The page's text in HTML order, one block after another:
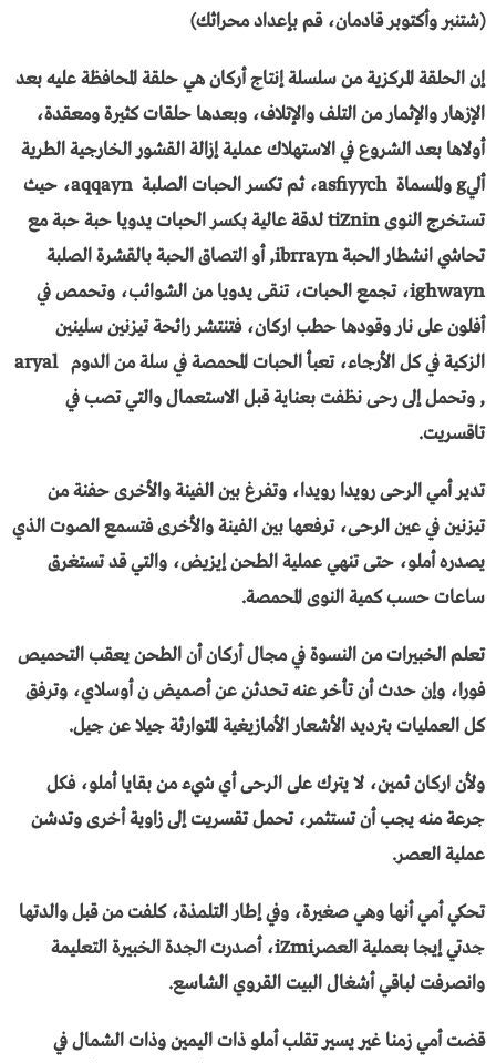
(شتنبر وأكتوبر قادمان، قم بإعداد محراثك)
إن الحلقة المركزية من سلسلة إنتاج أركان هي حلقة المحافظة عليه بعد
الإزهار والإثمار من التلف والإتلاف، وبعدها حلقات كثيرة ومعقدة،
أولاها بعد الشروع في الاستهلاك عملية إزالة القشور الخارجية الطرية
أليg والمسماة asfiyych، ثم تكسر الحبات الصلبة aqqayn، حيث
تستخرج النوى tiZnin لدقة عالية بكسر الحبات يدويا حبة حبة مع
تحاشي انشطار الحبة ibrrayn, أو التصاق الحبة بالقشرة الصلبة
ighwayn، تجمع الحبات، تنقى يدويا من الشوائب، وتحمص في
أفلون على نار وقودها حطب اركان، فتنتشر رائحة تيزنين سلينين
الزكية في كل الأرجاء، تعبأ الحبات المحمصة في سلة من الدوم aryal
, وتحمل إلى رحى نظفت بعناية قبل الاستعمال والتي تصب في
تاقسريت.
تدير أمي الرحى رويدا رويدا، وتفرغ بين الفينة والأخرى حفنة من
تيزنين في عين الرحى، ترفعها بين الفينة والأخرى فتسمع الصوت الذي
يصدره أملو، حتى تنهي عملية الطحن إيزيض، والتي قد تستغرق
ساعات حسب كمية النوى المحمصة.
تعلم الخبيرات من النسوة في مجال أركان أن الطحن يعقب التحميص
فورا، وإن حدث أن تأخر عنه تحدثن عن أصميض ن أوسلاي، وترفق
كل العمليات بترديد الأشعار الأمازيغية المتوارثة جيلا عن جيل.
ولأن اركان ثمين، لا يترك على الرحى أي شيء من بقايا أملو، فكل
جرعة منه يجب أن تستثمر، تحمل تقسريت إلى زاوية أخرى وتدشن
عملية العصر.
تحكي أمي أنها وهي صغيرة، وفي إطار التلمذة، كلفت من قبل والدتها
جدتي إيجا بعملية العصرiZmi، أصدرت الجدة الخبيرة التعليمة
وانصرفت لباقي أشغال البيت القروي الشاسع.
قضت أمي زمنا غير يسير تقلب أملو ذات اليمين وذات الشمال في